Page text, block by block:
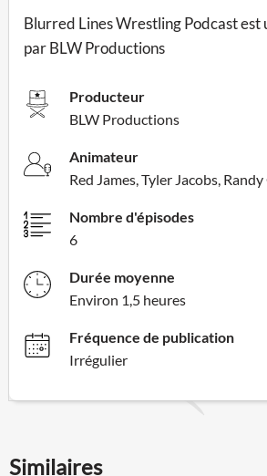
Blurred Lines Wrestling Podcast est
par BLW Productions
Producteur
BLW Productions
Animateur
Red James, Tyler Jacobs,
Nombre d'épisodes
6
Durée moyenne
Environ 1,5 heures
Fréquence de publication
Irrégulier
Similaires